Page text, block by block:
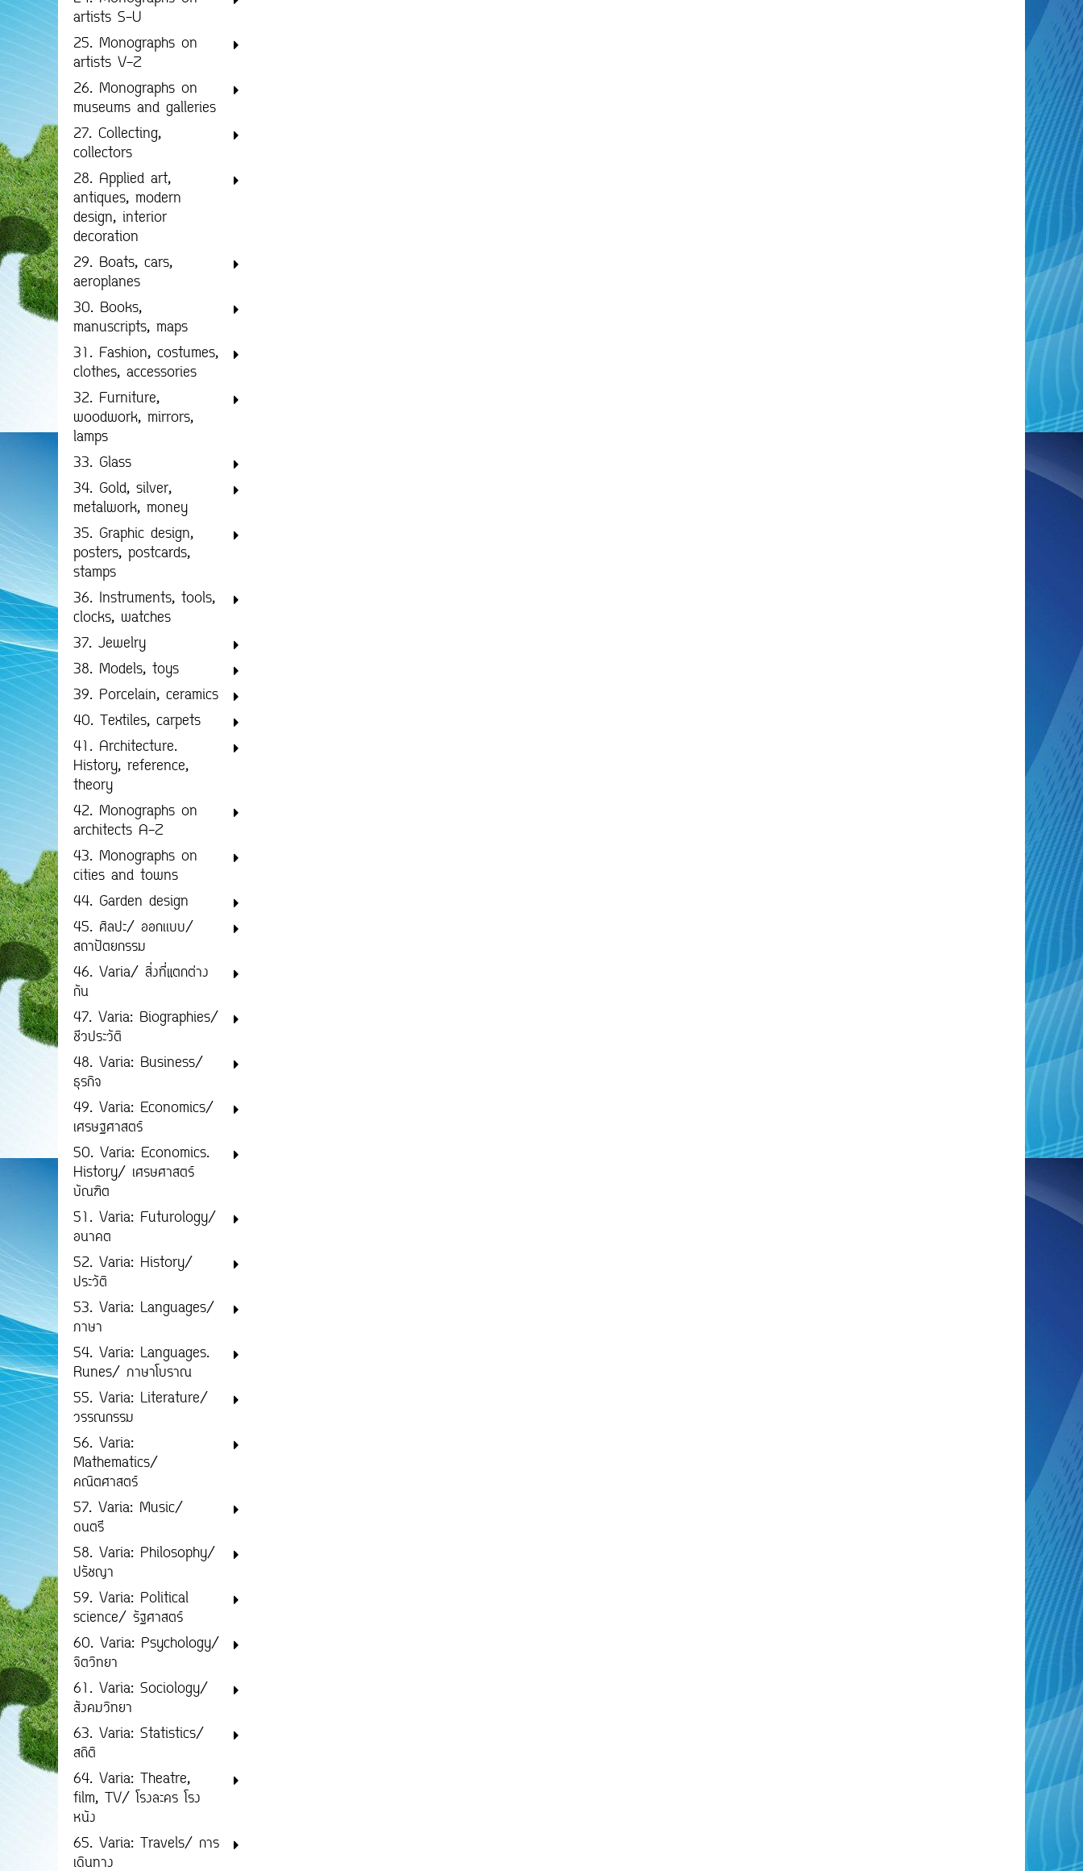
artists S-U
25. Monographs on
artists V-Z
26. Monographs on
museums and galleries
27. Collecting,
collectors
28. Applied art,
antiques, modern
design, interior
decoration
29. Boats, cars,
aeroplanes
30. Books,
manuscripts, maps
31. Fashion, costumes,
clothes, accessories
32. Furniture,
woodwork, mirrors,
lamps
33. Glass
34. Gold, silver,
metalwork, money
35. Graphic design,
posters, postcards,
stamps
36. Instruments, tools,
clocks, watches
37. Jewelry
38. Models, toys
39. Porcelain, ceramics
40. Textiles, carpets
41. Architecture.
History, reference,
theory
42. Monographs on
architects A-Z
43. Monographs on
cities and towns
44. Garden design
45. ศิลปะ/ ออกเเบบ/
สถาปัตยกรรม
46. Varia/ สิ่งที่แตกต่าง
กัน
47. Varia: Biographies/
ชีวประวัติ
48. Varia: Business/
ธุรกิจ
49. Varia: Economics/
เศรษฐศาสตร์
50. Varia: Economics.
History/ เศรษศาสตร์
บัณฑิต
51. Varia: Futurology/
อนาคต
52. Varia: History/
ประวัติ
53. Varia: Languages/
ภาษา
54. Varia: Languages.
Runes/ ภาษาโบราณ
55. Varia: Literature/
วรรณกรรม
56. Varia:
Mathematics/
คณิตศาสตร์
57. Varia: Music/
ดนตรี
58. Varia: Philosophy/
ปรัชญา
59. Varia: Political
science/ รัฐศาสตร์
60. Varia: Psychology/
จิตวิทยา
61. Varia: Sociology/
สังคมวิทยา
63. Varia: Statistics/
สถิติ
64. Varia: Theatre,
film, TV/ โรงละคร โรง
หนัง
65. Varia: Travels/ การ
เดินทาง